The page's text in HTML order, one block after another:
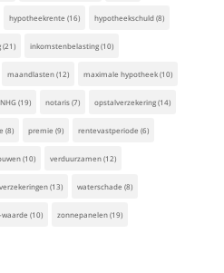
hypotheekrente (16) hypotheekschuld(8)
(21) inkomstenbelasting(10)
maandlasten(12) maximale hypotheek(10)
NHG(19) notaris(7) opstalverzekering(14)
(8) premie (9) rentevastperiode (6)
(10) verduurzamen(12)
verzekeringen(13) waterschade (8)
waarde (10) zonnepanelen(19)